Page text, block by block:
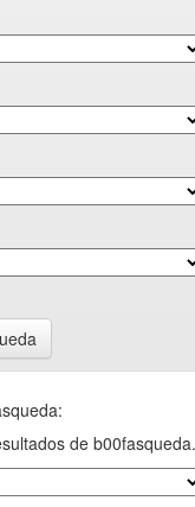
de b00fasqueda.